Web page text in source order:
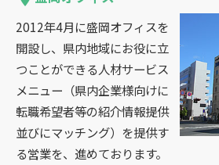
2012年4月に盛岡オフィスを
開設し、県内地域にお役に立
つことができる人材サービス
メニュー（県内企業様向けに
転職希望者等の紹介情報提供
並びにマッチング）を提供す
る営業を、進めております。